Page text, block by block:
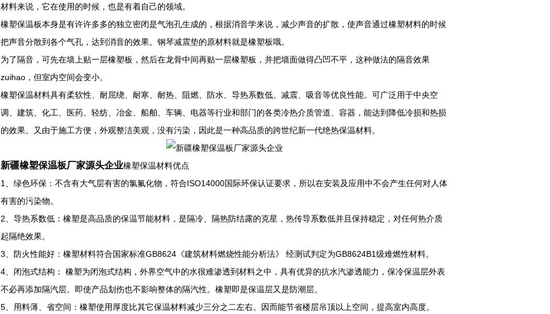
材料来说，它在使用的时候，也是有着自己的领域。
橡塑保温板本身是有许许多多的独立密闭是气泡孔生成的，根据消音学来说，减少声音的扩散，使声音通过橡塑材料的时候
把声音分散到各个气孔，达到消音的效果。钢琴减震垫的原材料就是橡塑板哦。
为了隔音，可先在墙上贴一层橡塑板，然后在龙骨中间再贴一层橡塑板，并把墙面做得凸凹不平，这种做法的隔音效果
zuihao，但室内空间会变小。
橡塑保温材料具有柔软性、耐屈绕、耐寒、耐热、阻燃、防水、导热系数低、减震、吸音等优良性能。可广泛用于中央空
调、建筑、化工、医药、轻纺、冶金、船舶、车辆、电器等行业和部门的各类冷热介质管道、容器，能达到降低冷损和热损
的效果。又由于施工方便，外观整洁美观，没有污染，因此是一种高品质的跨世纪新一代绝热保温材料。
新疆橡塑保温板厂家源头企业橡塑保温材料优点
1、绿色环保：不含有大气层有害的氯氟化物，符合ISO14000国际环保认证要求，所以在安装及应用中不会产生任何对人体
有害的污染物。
2、导热系数低：橡塑是高品质的保温节能材料，是隔冷、隔热防结露的克星，热传导系数低并且保持稳定，对任何热介质
起隔绝效果。
3、防火性能好：橡塑材料符合国家标准GB8624《建筑材料燃烧性能分析法》 经测试判定为GB8624B1级难燃性材料。
4、闭泡式结构： 橡塑为闭泡式结构，外界空气中的水很难渗透到材料之中，具有优异的抗水汽渗透能力，保冷保温层外表
不必再添加隔汽层。即使产品划伤也不影响整体的隔汽性。橡塑即是保温层又是防潮层。
5、用料薄、省空间：橡塑使用厚度比其它保温材料减少三分之二左右。因而能节省楼层吊顶以上空间，提高室内高度。